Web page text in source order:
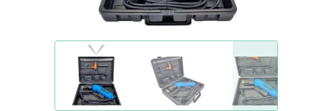
BEETEINFASSUNGEN UND GARTENWEGE
GARTENMÖBEL
GARTENTECHNIK